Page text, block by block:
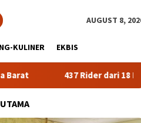
AUGUST 8,
KULINER EKBIS
437 Rider dari 18 Provinsi